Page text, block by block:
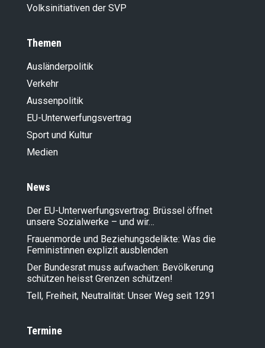
Volksinitiativen der SVP
Themen
Ausländer­politik
Verkehr
Aussenpolitik
EU-Unterwerfungsvertrag
Sport und Kultur
Medien
News
Der EU-Unterwerfungsvertrag: Brüssel öffnet
unsere Sozialwerke – und wir…
Frauenmorde und Beziehungsdelikte: Was die
Feministinnen explizit ausblenden
Der Bundesrat muss aufwachen: Bevölkerung
schützen heisst Grenzen schützen!
Tell, Freiheit, Neutralität: Unser Weg seit 1291
Termine